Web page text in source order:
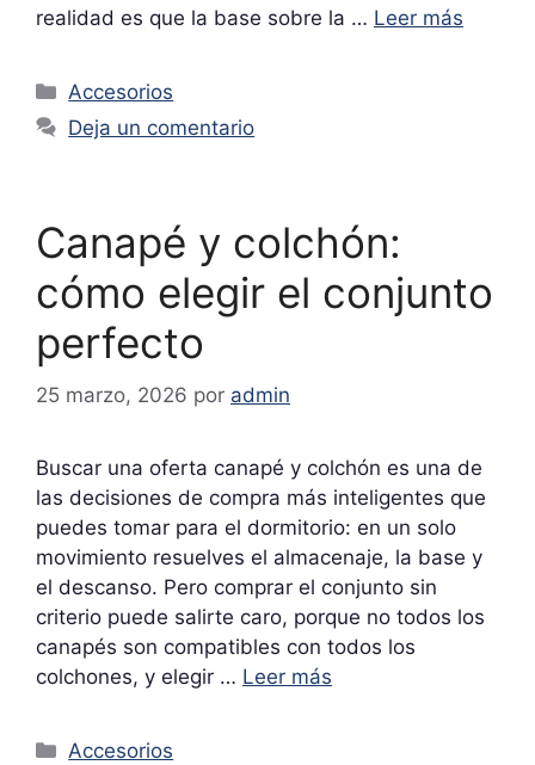
realidad es que la base sobre la … Leer más
Categorías
Accesorios
Deja un comentario
Canapé y colchón:
cómo elegir el conjunto
perfecto
25 marzo, 2026 por admin
Buscar una oferta canapé y colchón es una de
las decisiones de compra más inteligentes que
puedes tomar para el dormitorio: en un solo
movimiento resuelves el almacenaje, la base y
el descanso. Pero comprar el conjunto sin
criterio puede salirte caro, porque no todos los
canapés son compatibles con todos los
colchones, y elegir … Leer más
Categorías
Accesorios